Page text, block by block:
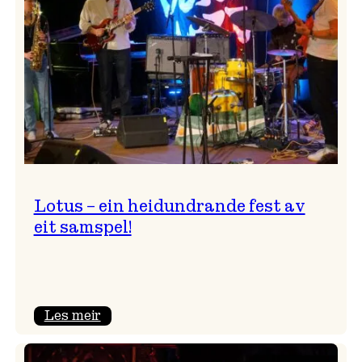
NTNU!
Lotus – ein heidundrande fest av
eit samspel!
Les meir:
–